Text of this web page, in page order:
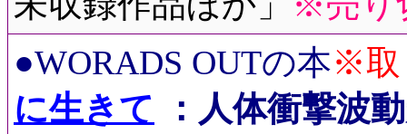
●WORADS OUTの本※取
に生きて ：人体衝撃波